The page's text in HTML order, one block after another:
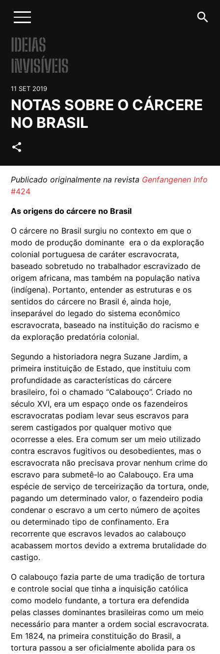
search
IDEIAS
INVISÍVEIS
11 SET 2019
NOTAS SOBRE O CÁRCERE
NO BRASIL
share
Publicado originalmente na revista Genfangenen Info
#424
As origens do cárcere no Brasil
O cárcere no Brasil surgiu no contexto em que o
modo de produção dominante era o da exploração
colonial portuguesa de caráter escravocrata,
baseado sobretudo no trabalhador escravizado de
origem africana, mas também na população nativa
(indígena). Portanto, entender as estruturas e os
sentidos do cárcere no Brasil é, ainda hoje,
inseparável do legado do sistema econômico
escravocrata, baseado na instituição do racismo e
da exploração predatória colonial.
Segundo a historiadora negra Suzane Jardim, a
primeira instituição de Estado, que instituiu com
profundidade as características do cárcere
brasileiro, foi o chamado “Calabouço”. Criado no
século XVI, era um espaço onde os fazendeiros
escravocratas podiam levar seus escravos para
serem castigados por qualquer motivo que
ocorresse a eles. Era comum ser um meio utilizado
contra escravos fugitivos ou desobedientes, mas o
escravocrata não precisava provar nenhum crime do
escravo para submetê-lo ao Calabouço. Era uma
espécie de serviço de terceirização da tortura, onde,
pagando um determinado valor, o fazendeiro podia
condenar o escravo a um certo número de açoites
ou determinado tipo de confinamento. Era
recorrente que escravos levados ao calabouço
acabassem mortos devido a extrema brutalidade do
castigo.
O calabouço fazia parte de uma tradição de tortura
e controle social que tinha a inquisição católica
como modelo fundante, a tortura era defendida
pelas classes dominantes brasileiras como um meio
necessário para manter a ordem social escravocrata.
Em 1824, na primeira constituição do Brasil, a
tortura passou a ser oficialmente abolida para os